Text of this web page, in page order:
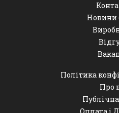
Новини
Політика
Про